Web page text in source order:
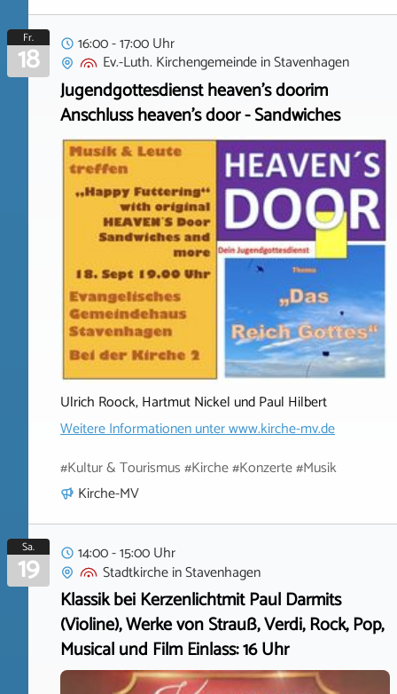
Fr.
18
16:00 - 17:00 Uhr
Ev.-Luth. KirchengemeindeinStavenhagen
Jugendgottesdienst heaven's doorim
Anschluss heaven's door - Sandwiches
Ulrich Roock, Hartmut Nickel und Paul Hilbert
Weitere Informationen unterwww.kirche-mv.de
#Kultur & Tourismus #Kirche #Konzerte #Musik
Kirche-MV
Sa.
19
14:00 - 15:00 Uhr
StadtkircheinStavenhagen
Klassik bei Kerzenlichtmit Paul Darmits
(Violine), Werke von Strauß, Verdi, Rock, Pop,
Musical und Film Einlass: 16 Uhr